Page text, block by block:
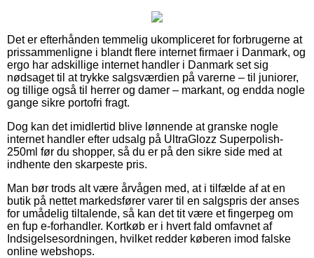
Det er efterhånden temmelig ukompliceret for forbrugerne at
prissammenligne i blandt flere internet firmaer i Danmark, og
ergo har adskillige internet handler i Danmark set sig
nødsaget til at trykke salgsværdien på varerne – til juniorer,
og tillige også til herrer og damer – markant, og endda nogle
gange sikre portofri fragt.
Dog kan det imidlertid blive lønnende at granske nogle
internet handler efter udsalg på UltraGlozz Superpolish-
250ml før du shopper, så du er på den sikre side med at
indhente den skarpeste pris.
Man bør trods alt være årvågen med, at i tilfælde af at en
butik på nettet markedsfører varer til en salgspris der anses
for umådelig tiltalende, så kan det tit være et fingerpeg om
en fup e-forhandler. Kortkøb er i hvert fald omfavnet af
Indsigelsesordningen, hvilket redder køberen imod falske
online webshops.